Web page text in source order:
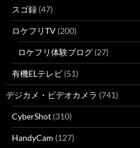
スゴ録 (47)
ロケフリTV (200)
ロケフリ体験ブログ (27)
有機ELテレビ (51)
デジカメ・ビデオカメラ (741)
CyberShot (310)
HandyCam (127)